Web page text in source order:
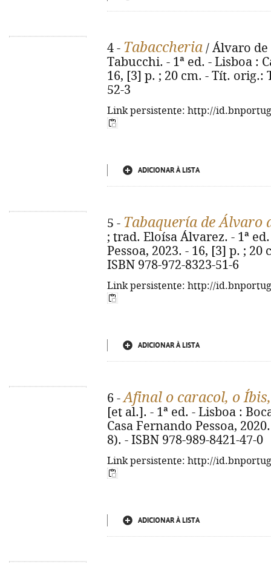
4 - Tabaccheria / Álvaro de
Tabucchi. - 1ª ed. - Lisboa :
16, [3] p. ; 20 cm. - Tít. orig.:
52-3
Link persistente: http://
ADICIONAR À LISTA
5 - Tabaquería de Álvaro
; trad. Eloísa Álvarez. - 1ª
Pessoa, 2023. - 16, [3] p. ;
ISBN 978-972-8323-51-6
Link persistente: http://
ADICIONAR À LISTA
6 -Afinal o caracol, o
[et al.]. - 1ª ed. - Lisboa :
Casa Fernando Pessoa,
8). - ISBN 978-989-8421-47-0
Link persistente: http://
ADICIONAR À LISTA